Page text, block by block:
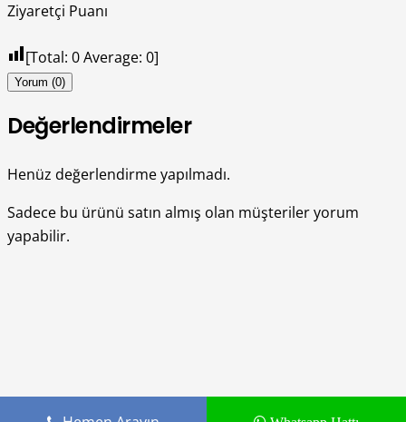
Ziyaretçi Puanı
[Total: 0Average: 0]
Yorum (0)
Değerlendirmeler
Henüz değerlendirme yapılmadı.
Sadece bu ürünü satın almış olan müşteriler yorum
yapabilir.